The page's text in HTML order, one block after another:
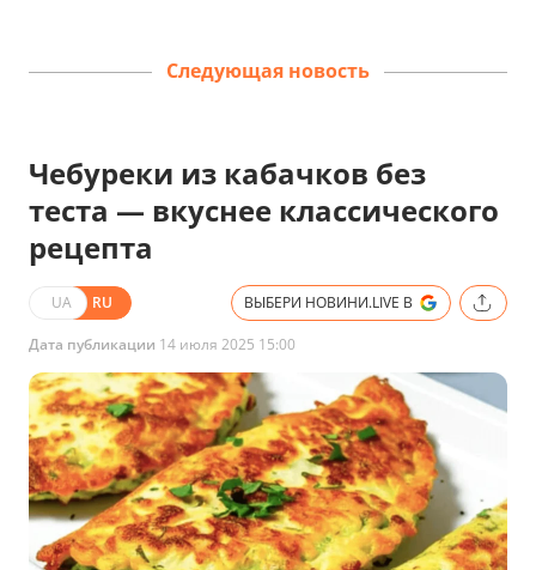
Следующая новость
Чебуреки из кабачков без
теста — вкуснее классического
рецепта
UA RU ВЫБЕРИ НОВИНИ.LIVE В
Дата публикации 14 июля 2025 15:00